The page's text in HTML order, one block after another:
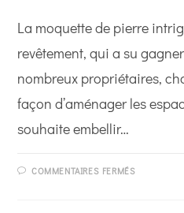
La moquette de pierre
revêtement, qui a su
nombreux propriétaires,
façon d’aménager les
souhaite embellir…
COMMENTAIRES FERMÉSSUR